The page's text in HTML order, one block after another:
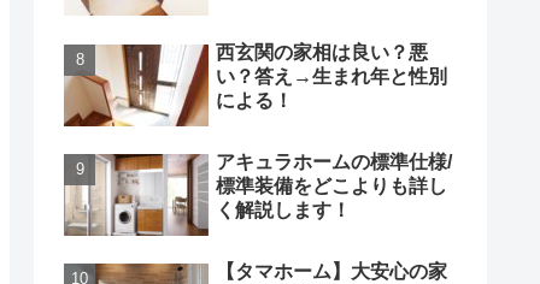
西玄関の家相は良い？悪
い？答え→生まれ年と性別
による！
アキュラホームの標準仕様/
標準装備をどこよりも詳し
く解説します！
【タマホーム】大安心の家